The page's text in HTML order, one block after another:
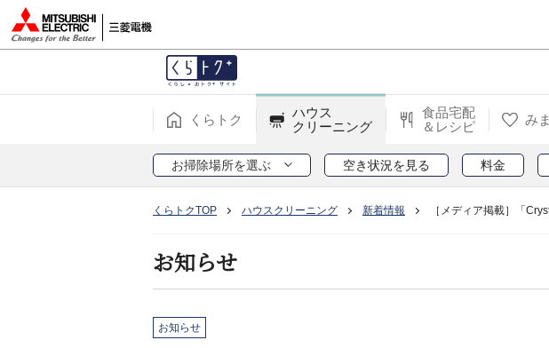
くらトク
ハウス
クリーニング
食品宅配
＆レシピ
み
お掃除場所を選ぶ 空き状況を見る 料金
くらトクTOP ハウスクリーニング 新着情報 ［メディア掲載］「
お知らせ
お知らせ